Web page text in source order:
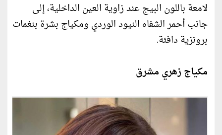
لامعة باللون البيج عند زاوية العين الداخلية، إلى
جانب أحمر الشفاه النيود الوردي ومكياج بشرة بنغمات
برونزية دافئة.
مكياج زهري مشرق